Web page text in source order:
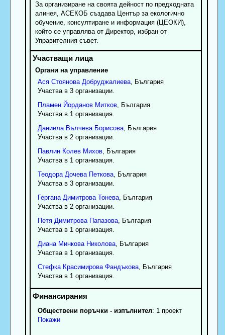
За организиране на своята дейност по предходната
алинея, АСЕКОБ създава Център за екологично
обучение, консултиране и информация (ЦЕОКИ),
който се управлява от Директор, избран от
Управителния съвет.
Органи на управление
Ася Стоянова Добруджалиева, България
Участва в 3 организации.
Пламен Йорданов Митков, България
Участва в 1 организация.
Даниела Вълчева Борисова, България
Участва в 2 организации.
Павлин Колев Михов, България
Участва в 1 организация.
Теодора Дочева Петкова, България
Участва в 3 организации.
Гергана Димитрова Тонева, България
Участва в 2 организации.
Петя Димитрова Папазова, България
Участва в 1 организация.
Диана Минкова Николова, България
Участва в 1 организация.
Стефка Красимирова Фандъкова, България
Участва в 1 организация.
Обществени поръчки - изпълнител: 1 проект
Покажи